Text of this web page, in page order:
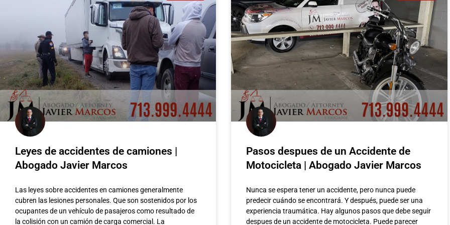
Leyes de accidentes de camiones |
Abogado Javier Marcos
Las leyes sobre accidentes en camiones generalmente
cubren las lesiones personales. Que son sostenidos por los
ocupantes de un vehículo de pasajeros como resultado de
la colisión con un camión de carga comercial. La
Pasos despues de un Accidente de
Motocicleta | Abogado Javier Marcos
Nunca se espera tener un accidente, pero nunca puede
predecir cuándo se encontrará. Y después, puede ser una
experiencia traumática. Hay algunos pasos que debe seguir
despues de un accidente de motocicleta. Puede parecer
de la Accidente de Refinería e ¿Pueden los Inmigrantes